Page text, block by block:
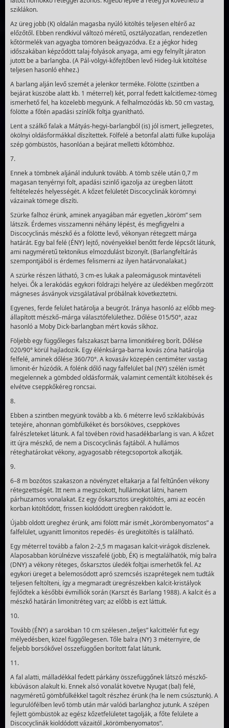
sziklákon.
Az üreg jobb (K) oldalán magasba nyúló kitöltés telje­sen eltérő az
előzőtől. Ebben rendkívül változó méretű, osztályozatlan, rendezetlen
kőtörmelék van agyagba tömören beágyazódva. Ez a jégkor hideg
időszakában képződött talaj-folyások anyaga, ami egy felnyílt járaton
jutott be a bar­langba. (A Pál-völgyi-kőfejtőben levő Hideg-luk kitöltése
teljesen hasonló ehhez.)
A barlang alján levő szemét a jelenkor terméke. Fölötte (szintben a
bejárat küszöbe alatt kb. 1 méterrel) két, porral fedett kalcitlemez-tömeg
ismerhető fel, ha közelebb megyünk. A felhalmozódás kb. 50 cm vastag,
fölötte a főtén apadási színlők foltja gyanítható.
Lent a szálkő falak a Mátyás-hegyi-barlangból (is) jól ismert, jellegzetes,
ökölnyi oldásformákkal díszítettek. Fölfelé a betonfal alatti fülke kupolája
szép gömbüstös, hasonlóan a bejárat melletti kőtömbhöz.
7.
Ennek a tömbnek aljánál indulunk tovább. A tömb széle után 0,7 m
magasan tenyérnyi folt, apadási szinlő igazolja az üregben látott
feltételezés helyességét. A kőzet felületét Discocyclinák körömnyi
vázainak tömege díszíti.
Szürke falhoz érünk, aminek anyagában már egyetlen „köröm” sem
látszik. Érdemes visszamenni néhány lépést, és megfigyelni a
Discocyclinás mészkő és a fölötte levő, véko­nyan rétegzett márga
határát. Egy bal felé (ÉNY) lejtő, növényekkel benőtt ferde lépcsőt látunk,
ami nagyméretű tektonikus elmozdulást bizonyít. (Barlangfeltárás
szempont­jából is érdemes felismerni az ilyen határ­vonalakat.)
A szürke részen látható, 3 cm-es lukak a paleomágusok mintavételi
helyei. Ők a lerakódás egykori földrajzi helyére az üledékben megőrzött
mágneses ásvá­nyok vizsgálatával pró­bálnak következtetni.
Egyenes, ferde felület határolja a beugrót. Iránya hasonló az előbb meg­
álla­pított mészkő–márga választófelülethez. Dőlése 015/50°, azaz
hasonló a Moby Dick-barlangban mért kovás síkhoz.
Följebb egy függőleges falszakaszt barna limonitkéreg borít. Dőlése
020/90° körül hajladozik. Egy élénksárga-barna kovás zóna határolja
felfelé, aminek dőlése 360/70°. A kova­sáv közepén centiméter vastag
limonit-ér húzódik. A fölénk dőlő nagy falfelület bal (NY) szélén ismét
megjelennek a gömbded oldásformák, valamint cementált kitöltések és
elvétve cseppkőkéreg roncsai.
8.
Ebben a szintben megyünk tovább a kb. 6 méterre levő sziklakibúvás
tetejére, ahonnan gömbfülkéket és borsóköves, cseppköves
falrészleteket látunk. A fal tövében rövid hasa­dékbarlang is van. A kőzet
itt újra mészkő, de nem a Disco­cyclinás fajtából. A hullámos
réteghatárokat vékony, agyagosabb rétegcsoportok alkotják.
9.
6–8 m bozótos szakaszon a növényzet eltakarja a fal feltűnően vékony
rétegzettségét. Itt nem a megszokott, hullá­mokat látni, hanem
párhuzamos vonalakat. Ez egy őskarsztos üregkitöltés, ami az eocén
korban kitöltődött, frissen ki­oldódott üregben rakódott le.
Újabb oldott üreghez érünk, ami fölött már ismét „körömbenyomatos” a
fal­felület, ugyanitt limonitos repedés- és üregkitöltés is található.
Egy méterrel tovább a falon 2–2,5 m magasan kalcit-virágok díszlenek.
Alaposabban körülnézve visszafelé (jobb, ÉK) is megtalálhatók, míg balra
(DNY) a vékony réteges, őskarsztos üledék foltjai ismerhetők fel. Az
egykori üreget a belemosódott apró szemcsés iszaprétegek nem tudták
teljesen feltölteni, így a megmaradt üregrészekben kalcit-kristályok
fejlődtek a későbbi évmilliók során (Karszt és Barlang 1988). A kalcit és a
mészkő határán limonitréteg van; az előbb is ezt láttuk.
10.
Tovább (ÉNY) a sarokban 10 cm szélesen „teljes” kalcittelér fut egy
mélyedésben, közel függőlegesen. Tőle balra (NY) 3 méternyire, de
feljebb borsókővel összefüggően borí­tott falat látunk.
11.
A fal alatti, málladékkal fedett párkány összefüggő­nek látszó mészkő­
kibúváson alakult ki. Ennek alsó vonalát követve Nyugat (bal) felé,
nagyméretű gömbfülkékkel tagolt részhez érünk (ha le nem csúsztunk). A
legurulófélben levő tömb után már valódi barlanghoz jutunk. A szépen
fejlett gömbüstök az egész kőzetfelületet tagolják, a főte felülete a
Discocyclinák kioldódott vázaitól „köröm­benyomatos”.